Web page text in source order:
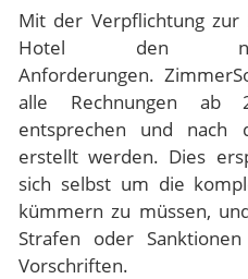
Mit der Verpflichtung zur
Hotel den
Anforderungen.
alle Rechnungen ab
entsprechen und nach
erstellt werden. Dies
sich selbst um die
kümmern zu müssen,
Strafen oder
Vorschriften.